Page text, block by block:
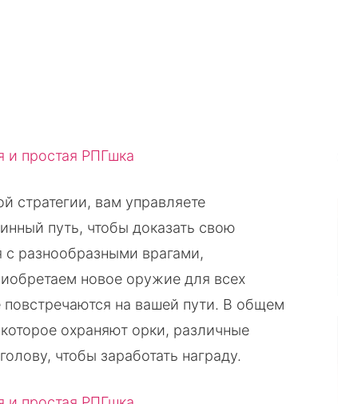
стратегии, вам управляете
путь, чтобы доказать свою
разнообразными врагами,
новое оружие для всех
повстречаются на вашей пути. В общем
охраняют орки, различные
чтобы заработать награду.